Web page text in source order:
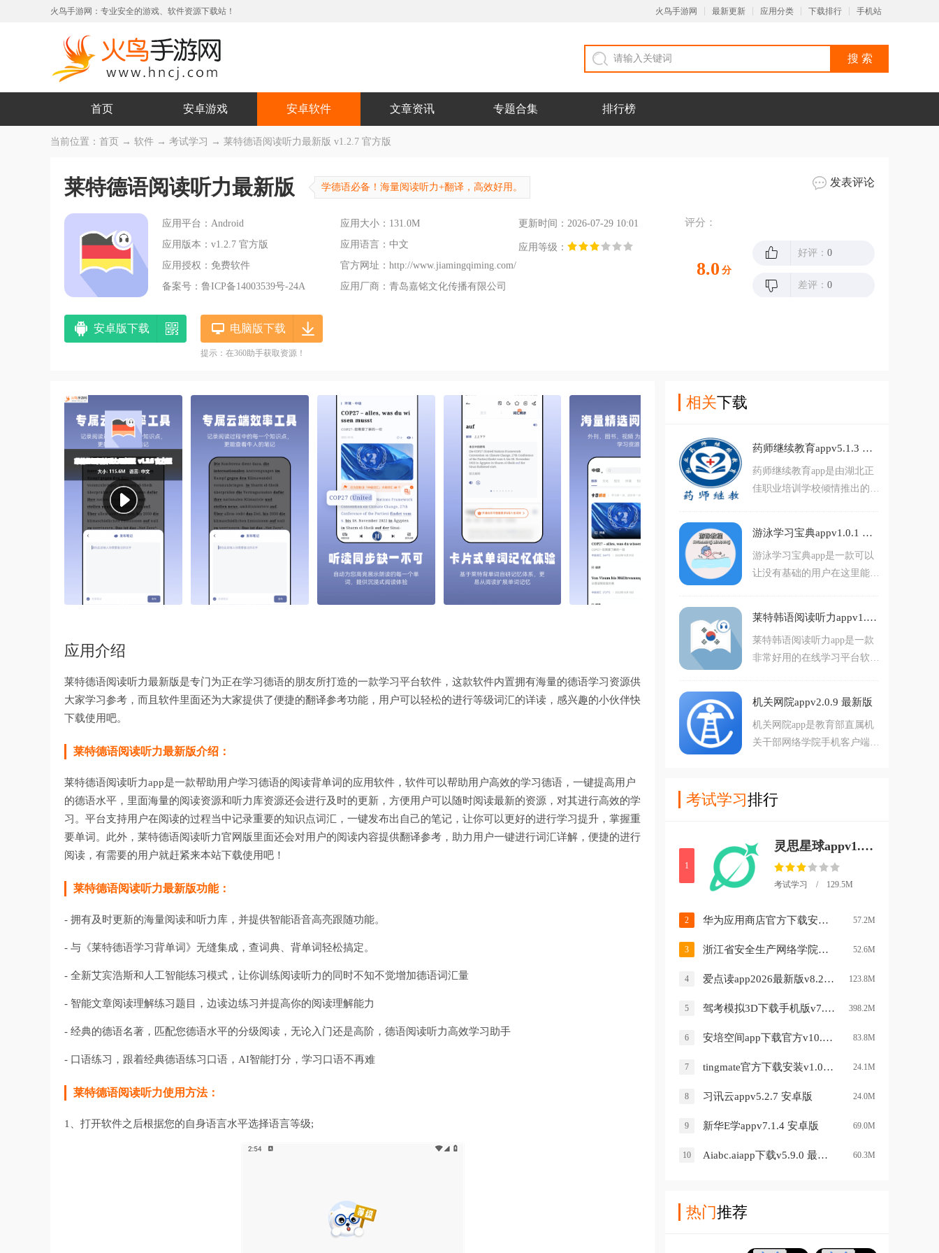
火鸟手游网：专业安全的游戏、软件资源下载站！ 火鸟手游网 最新更新 应用分类 下载排行 手机站
首页 安卓游戏 安卓软件 文章资讯 专题合集 排行榜
当前位置： 首页 → 软件 → 考试学习 → 莱特德语阅读听力最新版 v1.2.7 官方版
莱特德语阅读听力最新版 学德语必备！海量阅读听力+翻译，高效好用。 发表评论
应用平台：Android 应用大小：131.0M
更新时间：2026-07-29 10:01
应用版本：v1.2.7 官方版
应用语言：中文
应用等级：
应用授权：免费软件
官方网址： http://www.jiamingqiming.com/
备案号：鲁ICP备14003539号-24A
应用厂商：青岛嘉铭文化传播有限公司
评分：
8.0 分
好评： 0
差评： 0
安卓版下载 电脑版下载
提示：在360助手获取资源！
应用介绍
莱特德语阅读听力最新版是专门为正在学习德语的朋友所打造的一款学习平台软件，这款软件内置拥有海量的德语学习资源供
大家学习参考，而且软件里面还为大家提供了便捷的翻译参考功能，用户可以轻松的进行等级词汇的详读，感兴趣的小伙伴快
下载使用吧。
莱特德语阅读听力最新版介绍：
莱特德语阅读听力app是一款帮助用户学习德语的阅读背单词的应用软件，软件可以帮助用户高效的学习德语，一键提高用户
的德语水平，里面海量的阅读资源和听力库资源还会进行及时的更新，方便用户可以随时阅读最新的资源，对其进行高效的学
习。平台支持用户在阅读的过程当中记录重要的知识点词汇，一键发布出自己的笔记，让你可以更好的进行学习提升，掌握重
要单词。此外，莱特德语阅读听力官网版里面还会对用户的阅读内容提供翻译参考，助力用户一键进行词汇详解，便捷的进行
阅读，有需要的用户就赶紧来本站下载使用吧！
莱特德语阅读听力最新版功能：
- 拥有及时更新的海量阅读和听力库，并提供智能语音高亮跟随功能。
- 与《莱特德语学习背单词》无缝集成，查词典、背单词轻松搞定。
- 全新艾宾浩斯和人工智能练习模式，让你训练阅读听力的同时不知不觉增加德语词汇量
- 智能文章阅读理解练习题目，边读边练习并提高你的阅读理解能力
- 经典的德语名著，匹配您德语水平的分级阅读，无论入门还是高阶，德语阅读听力高效学习助手
- 口语练习，跟着经典德语练习口语，AI智能打分，学习口语不再难
莱特德语阅读听力使用方法：
1、打开软件之后根据您的自身语言水平选择语言等级;
相关下载
药师继续教育appv5.1.3 最新版
药师继续教育app是由湖北正
佳职业培训学校倾情推出的湖
选课，打卡等等丰富功能，可
以帮助用户更好的执业药师继
续教育学习，需要的朋友欢迎
app介绍：执业药师在线继续
游泳学习宝典appv1.0.1 官方版
游泳学习宝典app是一款可以
让没有基础的用户在这里能看
不知道理论也不知道动作的
话，那么这款软件将很适合你
下载使用，在软件中用户可以
片教学，让用户能在这里顺利
莱特韩语阅读听力appv1.2.7 安卓版
莱特韩语阅读听力app是一款
非常好用的在线学习平台软
软件，软件内置拥有海量的学
习资源供大家学习参考的，而
且还为大家提供了超多的资源
快下载来一起学
机关网院appv2.0.9 最新版
机关网院app是教育部直属机
关干部网络学院手机客户端，
资讯，报名，学习，档案等等
前来下载使用。
考试学习排行
1
灵思星球appv1.20.4 最新版
考试学习 / 129.5M
2 华为应用商店官方下载安装(华为应用市场)v16.5.1.300 最新版本 57.2M
3 浙江省安全生产网络学院官方下载v1.9.2 最新版 52.6M
4 爱点读app2026最新版v8.2.0 安卓版 123.8M
5 驾考模拟3D下载手机版v7.5.6 安卓版 398.2M
6 安培空间app下载官方v10.5.17 安卓版最新版本 83.8M
7 tingmate官方下载安装v1.0.4 安卓版 24.1M
8 习讯云appv5.2.7 安卓版 24.0M
9 新华E学appv7.1.4 安卓版 69.0M
10 Aiabc.aiapp下载v5.9.0 最新版 60.3M
热门推荐